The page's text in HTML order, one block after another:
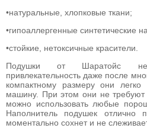
•натуральные, хлопковые ткани;
•гипоаллергенные синтетические
•стойкие, нетоксичные красители.
Подушки от Шаратойс не
привлекательность даже после
компактному размеру они
машину. При этом они не требуют
можно использовать любые
Наполнитель подушек отлично
моментально сохнет и не